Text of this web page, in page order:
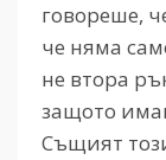
говореше,
че няма
не втора
защото
Същият